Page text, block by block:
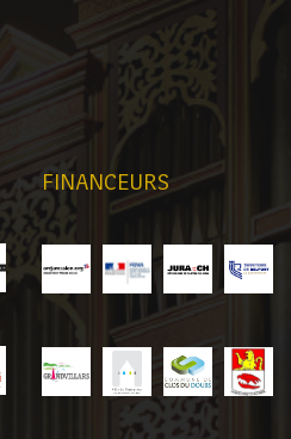
FINANCEURS